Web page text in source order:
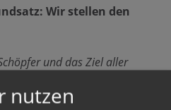
Wir stellen den
und das Ziel aller
nutzen